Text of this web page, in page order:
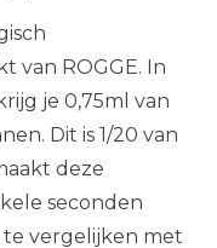
van ROGGE. In
je 0,75ml van
Dit is 1/20 van
deze
seconden
te vergelijken met